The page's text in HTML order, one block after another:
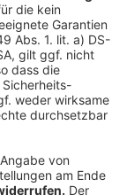
eines
kann